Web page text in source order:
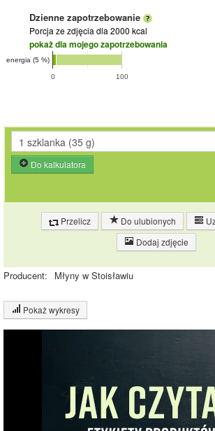
Dzienne zapotrzebowanie
Porcja ze zdjęcia dla 2000 kcal
pokaż dla mojego zapotrzebowania
0 100
energia (5 %)
Do kalkulatora
Przelicz Do ulubionych
Dodaj zdjęcie
Producent: Młyny w Stoisławiu
Pokaż wykresy
Wykres składu produktu
Pozostałe (60%)
19.8%